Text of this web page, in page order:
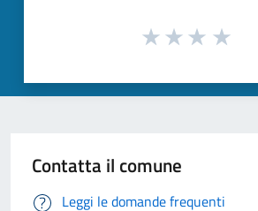
Contatta il comune
Leggi le domande frequenti